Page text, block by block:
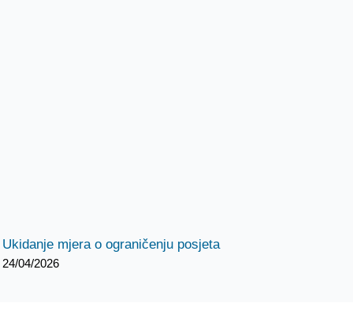
Ukidanje mjera o ograničenju posjeta
24/04/2026